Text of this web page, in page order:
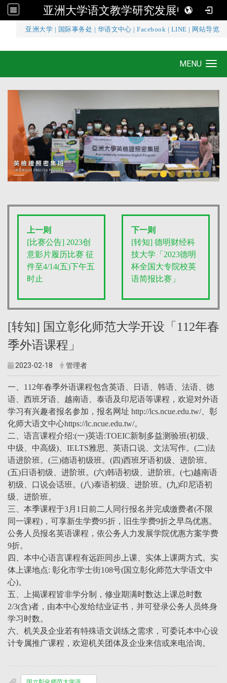
亚洲大学语文教学研究发展中心
亚洲大学 国际事务处 华语文中心 |Facebook LINE 网站导览
亚洲大学语文教学研究发展中心
MENU
上一则
[比赛公告] 2023创
意影片履历比赛 征
件至4/14(五)下午五
时止
下一则
[转知] 德明财经科
技大学「2023德明
杯全国大专院校英
语简报比赛」
[转知] 国立彰化师范大学开设「112年春
季外语课程」
2023-02-18 管理者
一、112年春季外语课程包含英语、日语、韩语、法语、徳
语、西班牙语、越南语、泰语及印尼语等课程，欢迎对外语
学习有兴趣者报名参加，报名网址 http://lcs.ncue.edu.tw/、彰
化师大语文中心https://lc.ncue.edu.tw/。
二、语言课程介绍:(一)英语:TOEIC新制多益测验班(初级、
中级、中高级)、IELTS雅思、英语口说、文法写作。(二)法
语进阶班。(三)德语初级班。(四)西班牙语初级、进阶班。
(五)日语初级、进阶班。(六)韩语初级、进阶班。(七)越南语
初级、口说会话班。(八)泰语初级、进阶班。(九)印尼语初
级、进阶班。
三、本季课程于3月1日前二人同行报名并完成缴费者(不限
同一课程)，可享新生学费95折，旧生学费9折之早鸟优惠。
公务人员报名英语课程，依公务人力发展学院优惠方案学费
9折。
四、本中心语言课程有远距同步上课、实体上课两方式。实
体上课地点: 彰化市学士街108号(国立彰化师范大学语文中
心)。
五、上揭课程皆非学分制，修业期满时数达上课总时数
2/3(含)者，由本中心发给结业证书，并可登录公务人员终身
学习时数。
六、机关及企业若有特殊语文训练之需求，可委讬本中心设
计专属推广课程，欢迎机关团体及企业来信或来电洽询。